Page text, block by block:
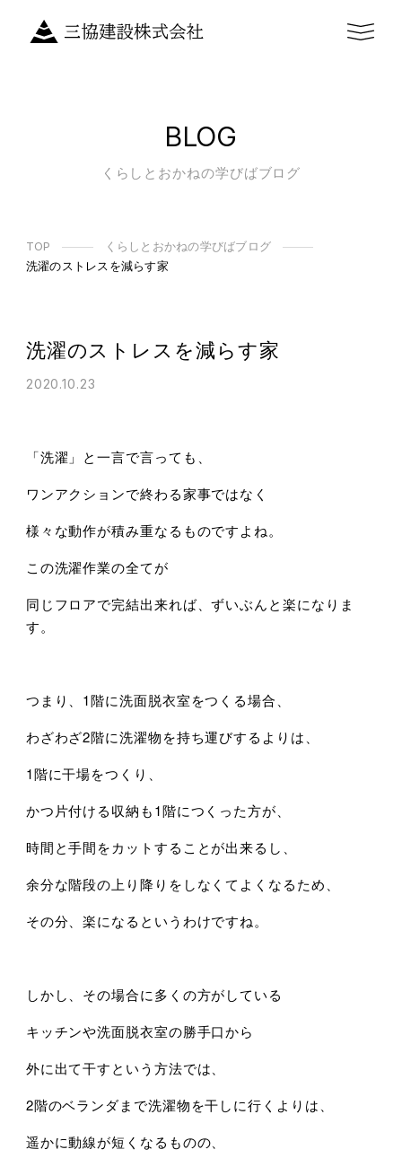
BLOG
くらしとおかねの学びばブログ
TOP
くらしとおかねの学びばブログ
洗濯のストレスを減らす家
洗濯のストレスを減らす家
2020.10.23
「洗濯」と一言で言っても、
ワンアクションで終わる家事ではなく
様々な動作が積み重なるものですよね。
この洗濯作業の全てが
同じフロアで完結出来れば、ずいぶんと楽になりま
す。
つまり、1階に洗面脱衣室をつくる場合、
わざわざ2階に洗濯物を持ち運びするよりは、
1階に干場をつくり、
かつ片付ける収納も1階につくった方が、
時間と手間をカットすることが出来るし、
余分な階段の上り降りをしなくてよくなるため、
その分、楽になるというわけですね。
しかし、その場合に多くの方がしている
キッチンや洗面脱衣室の勝手口から
外に出て干すという方法では、
2階のベランダまで洗濯物を干しに行くよりは、
遥かに動線が短くなるものの、